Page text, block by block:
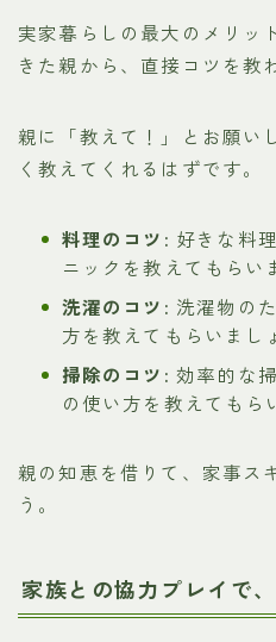
実家暮らしの最大のメリッ
きた親から、直接コツを教
親に「教えて！」とお願い
く教えてくれるはずです。
料理のコツ: 好きな料
ニックを教えてもらい
洗濯のコツ: 洗濯物の
方を教えてもらいまし
掃除のコツ: 効率的な
の使い方を教えてもら
親の知恵を借りて、家事ス
う。
家族との協力プレイで